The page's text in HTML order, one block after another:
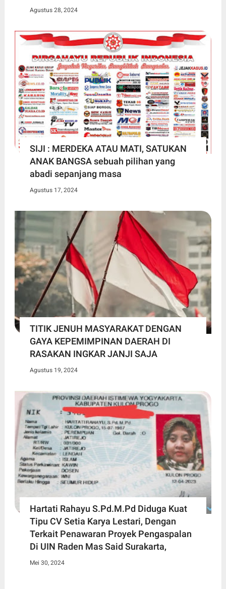
Agustus 28, 2024
SIJI : MERDEKA ATAU MATI, SATUKAN
ANAK BANGSA sebuah pilihan yang
abadi sepanjang masa
Agustus 17, 2024
TITIK JENUH MASYARAKAT DENGAN
GAYA KEPEMIMPINAN DAERAH DI
RASAKAN INGKAR JANJI SAJA
Agustus 19, 2024
Hartati Rahayu S.Pd.M.Pd Diduga Kuat
Tipu CV Setia Karya Lestari, Dengan
Terkait Penawaran Proyek Pengaspalan
Di UIN Raden Mas Said Surakarta,
Mei 30, 2024